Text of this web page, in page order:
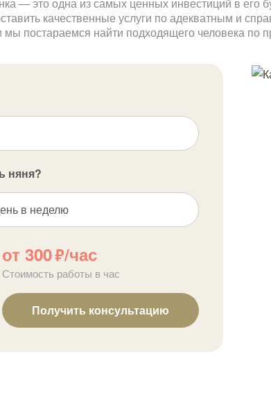
качественные услуги по адекватным и
постараемся найти подходящего человека по
няня?
в неделю
от 300 р/час
Стоимость работы в час
Получить консультацию